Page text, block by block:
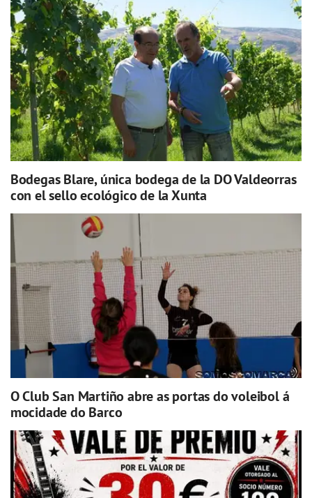
Bodegas Blare, única bodega de la DO Valdeorras
con el sello ecológico de la Xunta
O Club San Martiño abre as portas do voleibol á
mocidade do Barco